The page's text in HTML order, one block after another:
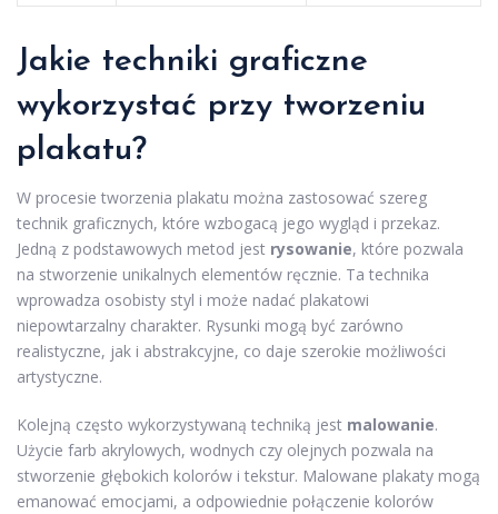
Jakie techniki graficzne
wykorzystać przy tworzeniu
plakatu?
W procesie tworzenia plakatu można zastosować szereg
technik graficznych, które wzbogacą jego wygląd i przekaz.
Jedną z podstawowych metod jest rysowanie, które pozwala
na stworzenie unikalnych elementów ręcznie. Ta technika
wprowadza osobisty styl i może nadać plakatowi
niepowtarzalny charakter. Rysunki mogą być zarówno
realistyczne, jak i abstrakcyjne, co daje szerokie możliwości
artystyczne.
Kolejną często wykorzystywaną techniką jest malowanie.
Użycie farb akrylowych, wodnych czy olejnych pozwala na
stworzenie głębokich kolorów i tekstur. Malowane plakaty mogą
emanować emocjami, a odpowiednie połączenie kolorów